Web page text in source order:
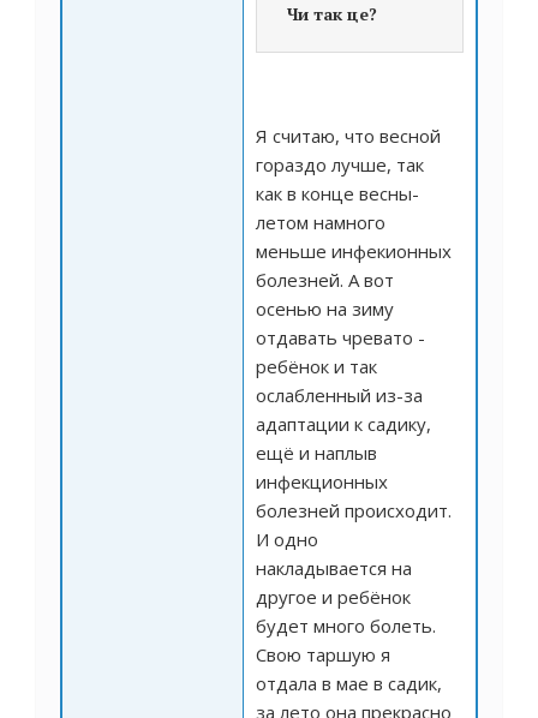
Чи так це?
Я считаю, что весной
гораздо лучше, так
как в конце весны-
летом намного
меньше инфекионных
болезней. А вот
осенью на зиму
отдавать чревато -
ребёнок и так
ослабленный из-за
адаптации к садику,
ещё и наплыв
инфекционных
болезней происходит.
И одно
накладывается на
другое и ребёнок
будет много болеть.
Свою таршую я
отдала в мае в садик,
за лето она прекрасно